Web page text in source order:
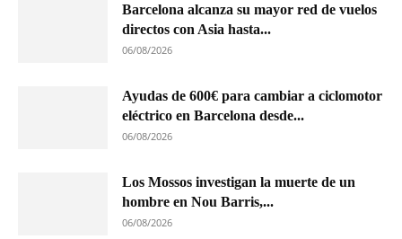
Barcelona alcanza su mayor red de vuelos
directos con Asia hasta...
06/08/2026
Ayudas de 600€ para cambiar a ciclomotor
eléctrico en Barcelona desde...
06/08/2026
Los Mossos investigan la muerte de un
hombre en Nou Barris,...
06/08/2026